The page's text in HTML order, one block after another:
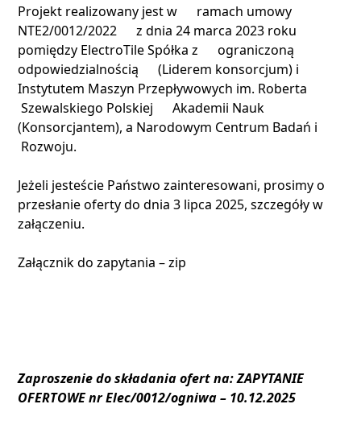
Projekt realizowany jest w ramach umowy
NTE2/0012/2022 z dnia 24 marca 2023 roku
pomiędzy ElectroTile Spółka z ograniczoną
odpowiedzialnością (Liderem konsorcjum) i
Instytutem Maszyn Przepływowych im. Roberta
Szewalskiego Polskiej Akademii Nauk
(Konsorcjantem), a Narodowym Centrum Badań i
Rozwoju.
Jeżeli jesteście Państwo zainteresowani, prosimy o
przesłanie oferty do dnia 3 lipca 2025, szczegóły w
załączeniu.
Załącznik do zapytania – zip
Zaproszenie do składania ofert na: ZAPYTANIE
OFERTOWE nr Elec/0012/ogniwa – 10.12.2025